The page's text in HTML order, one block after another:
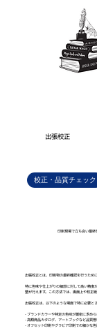
出張校正
校正・品質チェック
印刷現場で立ち会い最
出張校正とは、印刷物の最終確認を行うため
特に色味や仕上がりの細部に対して高い精度
整が行えます。この方法では、画面上や校正
出張校正は、以下のような場面で特に必要と
- ブランドカラーや特定の色味が厳密に求めら
- 高額商品カタログ、アートブックなど品質管
- オフセット印刷やグラビア印刷での細かな色